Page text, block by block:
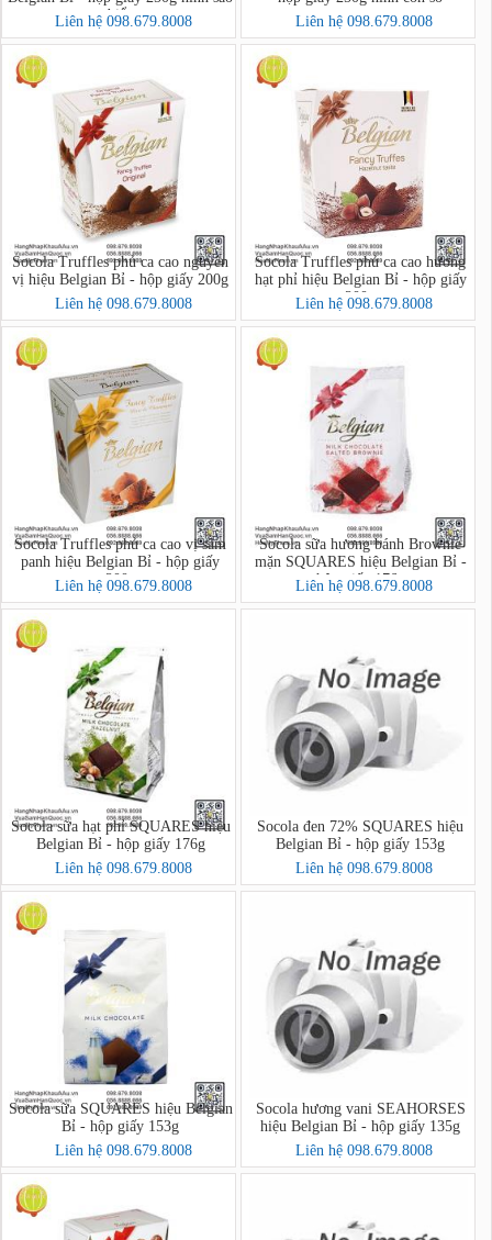
biển
Liên hệ 098.679.8008
Liên hệ 098.679.8008
Socola Truffles phủ ca cao nguyên
vị hiệu Belgian Bỉ - hộp giấy 200g
Liên hệ 098.679.8008
Socola Truffles phủ ca cao hương
hạt phỉ hiệu Belgian Bỉ - hộp giấy
200g
Liên hệ 098.679.8008
Socola Truffles phủ ca cao vị sâm
panh hiệu Belgian Bỉ - hộp giấy
200g
Liên hệ 098.679.8008
Socola sữa hương bánh Brownie
mặn SQUARES hiệu Belgian Bỉ -
hộp giấy 176g
Liên hệ 098.679.8008
Socola sữa hạt phỉ SQUARES hiệu
Belgian Bỉ - hộp giấy 176g
Liên hệ 098.679.8008
Socola đen 72% SQUARES hiệu
Belgian Bỉ - hộp giấy 153g
Liên hệ 098.679.8008
Socola sữa SQUARES hiệu Belgian
Bỉ - hộp giấy 153g
Liên hệ 098.679.8008
Socola hương vani SEAHORSES
hiệu Belgian Bỉ - hộp giấy 135g
Liên hệ 098.679.8008